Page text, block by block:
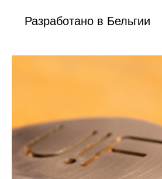
Разработано в Бельгии